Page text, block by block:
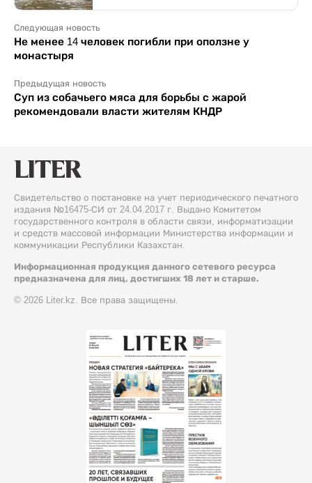
Следующая новость
Не менее 14 человек погибли при оползне у
монастыря
Предыдущая новость
Суп из собачьего мяса для борьбы с жарой
рекомендовали власти жителям КНДР
Свидетельство о постановке на учет периодического печатного
издания №16475-СИ от 24.04.2017 г. Выдано Комитетом
государственного контроля в области связи, информатизации
и средств массовой информации Министерства информации и
коммуникации Республики Казахстан.
Информационная продукция данного сетевого ресурса
предназначена для лиц, достигших 18 лет и старше.
© 2026 Liter.kz. Все права защищены.